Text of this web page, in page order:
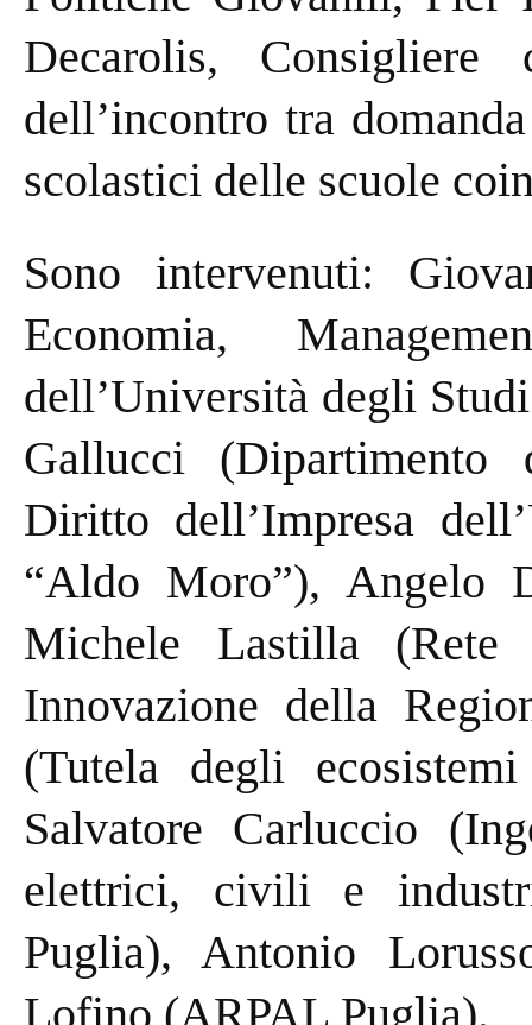
Decarolis, Consigliere
dell’incontro tra
scolastici delle scuole
Sono intervenuti:
Economia,
dell’Università degli
Gallucci (Dipartimento
Diritto dell’Impresa
“Aldo Moro”), Angelo
Michele Lastilla
Innovazione della
(Tutela degli
Salvatore Carluccio
elettrici, civili e
Puglia), Antonio
Lofino (ARPAL Puglia).